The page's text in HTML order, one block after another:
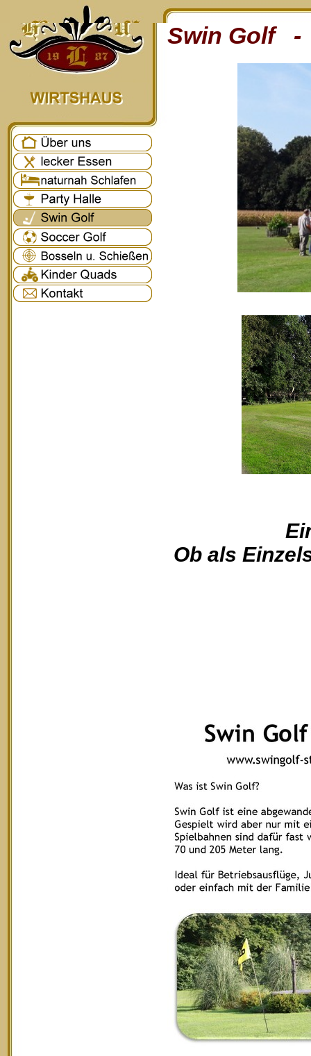
Swin Golf -
Ob als